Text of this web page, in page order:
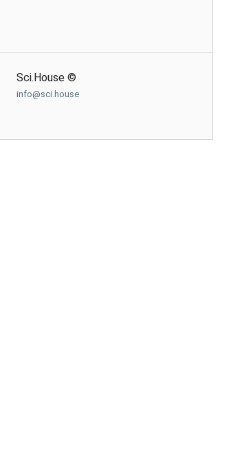
Sci.House ©
info@sci.house